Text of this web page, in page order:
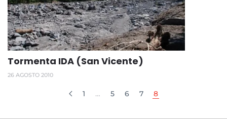
Tormenta IDA (San Vicente)
26 AGOSTO 2010
1 … 5 6 7 8